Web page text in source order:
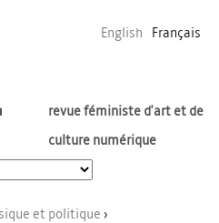
English
Français
revue féministe d'art et de
culture numérique
et politique ›